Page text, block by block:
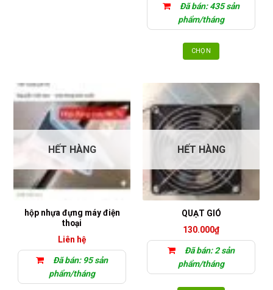
16.000₫
Đã bán: 435 sản
phẩm/tháng
CHỌN
này
có
nhiều
biến
thể.
Các
tùy
chọn
có
được
chọn
sản
HẾT HÀNG
hộp nhựa đựng máy điện
thoại
Liên hệ
Đã bán: 95 sản
phẩm/tháng
HẾT HÀNG
QUẠT GIÓ
130.000₫
Đã bán: 2 sản
phẩm/tháng